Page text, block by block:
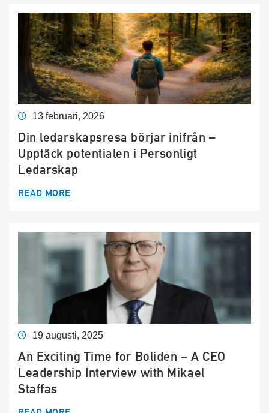
13 februari, 2026
Din ledarskapsresa börjar inifrån –
Upptäck potentialen i Personligt
Ledarskap
READ MORE
19 augusti, 2025
An Exciting Time for Boliden – A CEO
Leadership Interview with Mikael
Staffas